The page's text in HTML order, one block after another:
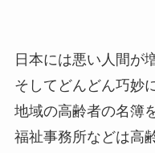
日本には悪い人間が
そしてどんどん巧妙
地域の高齢者の名簿
福祉事務所などは高